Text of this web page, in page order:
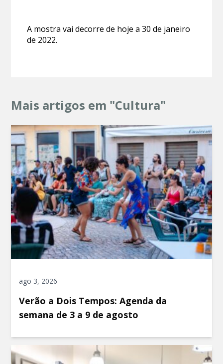
A mostra vai decorre de hoje a 30 de janeiro
de 2022.
Mais artigos em "Cultura"
ago 3, 2026
Verão a Dois Tempos: Agenda da
semana de 3 a 9 de agosto